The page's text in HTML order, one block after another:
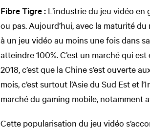
Fibre Tigre : L’industrie du jeu vidéo
ou pas. Aujourd’hui, avec la maturité
à un jeu vidéo au moins une fois dans
atteindre 100%. C’est un marché qui
2018, c’est que la Chine s’est ouverte
mois, c’est surtout l’Asie du Sud Est et
marché du gaming mobile, notamment
Cette popularisation du jeu vidéo